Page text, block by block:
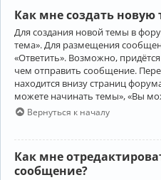
Как мне создать
Для создания новой темы в
тема». Для размещения
«Ответить». Возможно,
чем отправить сообщение.
находится внизу страниц
можете начинать темы», «Вы
Вернуться к началу
Как мне
сообщение?